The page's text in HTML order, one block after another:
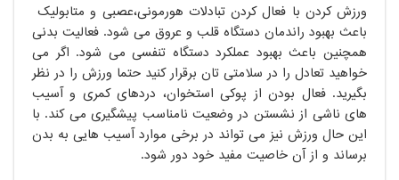
ورزش کردن با فعال کردن تبادلات هورمونی،عصبی و متابولیک
باعث بهبود راندمان دستگاه قلب و عروق می شود. فعالیت بدنی
همچنین باعث بهبود عملکرد دستگاه تنفسی می شود. اگر می
خواهید تعادل را در سلامتی تان برقرار کنید حتما ورزش را در نظر
بگیرید. فعال بودن از پوکی استخوان، دردهای کمری و آسیب
های ناشی از نشستن در وضعیت نامناسب پیشگیری می کند. با
این حال ورزش نیز می تواند در برخی موارد آسیب هایی به بدن
برساند و از آن خاصیت مفید خود دور شود.